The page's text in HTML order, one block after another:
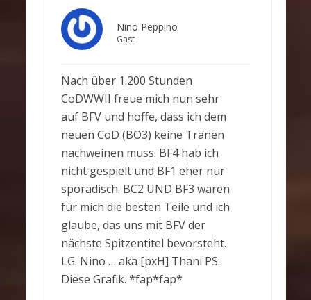
Nino Peppino
Gast
Nach über 1.200 Stunden
CoDWWII freue mich nun sehr
auf BFV und hoffe, dass ich dem
neuen CoD (BO3) keine Tränen
nachweinen muss. BF4 hab ich
nicht gespielt und BF1 eher nur
sporadisch. BC2 UND BF3 waren
für mich die besten Teile und ich
glaube, das uns mit BFV der
nächste Spitzentitel bevorsteht.
LG. Nino … aka [pxH] Thani PS:
Diese Grafik. *fap*fap*